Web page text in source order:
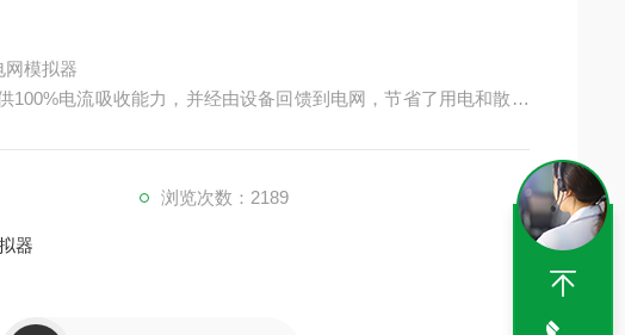
网模拟器
100%电流吸收能力，并经由设备回馈到电网，节省了用电和散热
浏览次数：2189
器